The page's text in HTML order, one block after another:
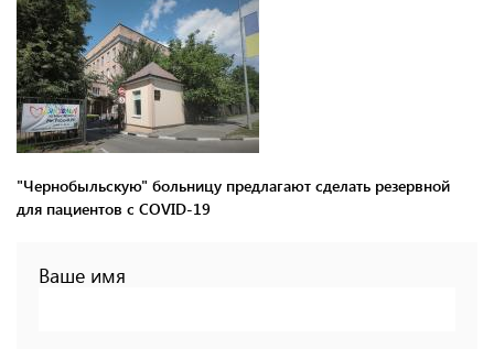
"Чернобыльскую" больницу предлагают сделать резервной
для пациентов с COVID-19
Ваше имя